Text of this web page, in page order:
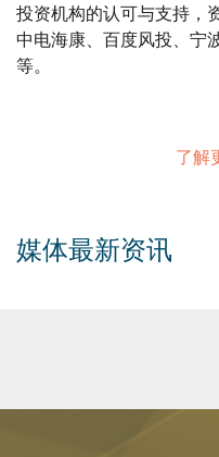
投资机构的认可与支持，
中电海康、百度风投、宁
等。
了解
媒体最新资讯